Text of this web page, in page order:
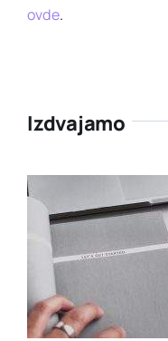
ovde.
Izdvajamo